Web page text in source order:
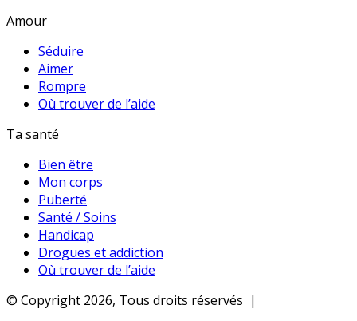
Amour
Séduire
Aimer
Rompre
Où trouver de l’aide
Ta santé
Bien être
Mon corps
Puberté
Santé / Soins
Handicap
Drogues et addiction
Où trouver de l’aide
© Copyright 2026, Tous droits réservés |